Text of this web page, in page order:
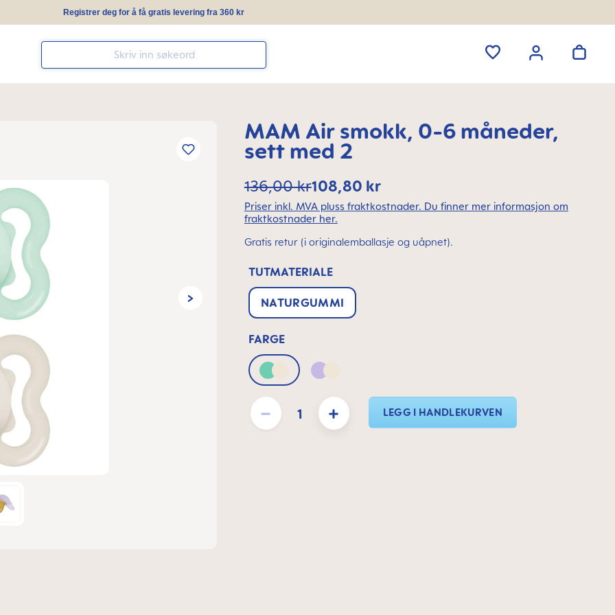
Registrer deg for å få gratis levering fra 360 kr
MAM Air smokk, 0-6 måneder,
sett med 2
108,80 kr
136,00 kr
Priser inkl. MVA pluss fraktkostnader. Du finner mer informasjon om
fraktkostnader her.
Gratis retur (i originalemballasje og uåpnet).
TUTMATERIALE
NATURGUMMI
FARGE
Green & NeutralLilac & Neutral
Product Quantity: Enter the desired amount or use the buttons to increase or decrease the
LEGG I HANDLEKURVEN